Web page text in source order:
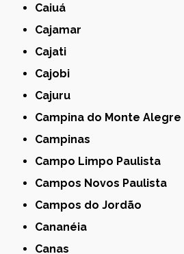
Caiuá
Cajamar
Cajati
Cajobi
Cajuru
Campina do Monte Alegre
Campinas
Campo Limpo Paulista
Campos Novos Paulista
Campos do Jordão
Cananéia
Canas